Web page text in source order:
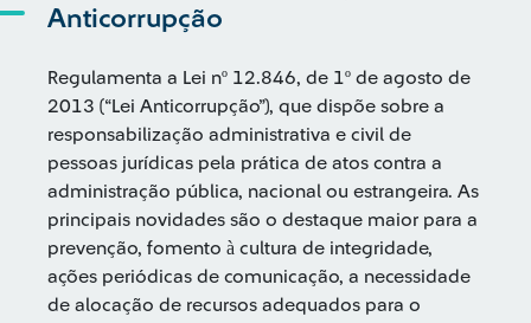
Anticorrupção
Regulamenta a Lei nº 12.846, de 1º de agosto de
2013 (“Lei Anticorrupção”), que dispõe sobre a
responsabilização administrativa e civil de
pessoas jurídicas pela prática de atos contra a
administração pública, nacional ou estrangeira. As
principais novidades são o destaque maior para a
prevenção, fomento à cultura de integridade,
ações periódicas de comunicação, a necessidade
de alocação de recursos adequados para o